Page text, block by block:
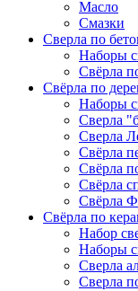
Масло
Смазки
Сверла по
Наборы
Свёрла
Свёрла по
Наборы
Сверла
Сверла
Свёрла
Свёрла
Свёрла
Свёрла
Свёрла по
Набор
Наборы
Сверла
Сверла